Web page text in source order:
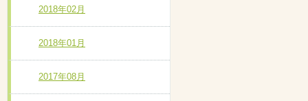
2018年02月
2018年01月
2017年08月